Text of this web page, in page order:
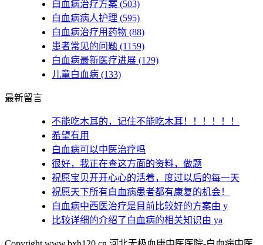
白血病治疗方案 (503)
白血病病人护理 (595)
白血病治疗用药物 (88)
患者常见的问题 (1159)
白血病最新医疗进展 (129)
儿童白血病 (133)
最新留言
不能吃木耳的，记住不能吃木耳！！！！！！
希望有用
白血病可以中医治疗吗
很好，我正在查这方面的资料，做题
祝愿宝贝开开心心的活着，度过以后的每一天
祝愿天下所有白血病患者都有康复的机会！
白血病中西医治疗是目前比较好的方案由 y
比较详细的介绍了白血病的相关知识由 ya